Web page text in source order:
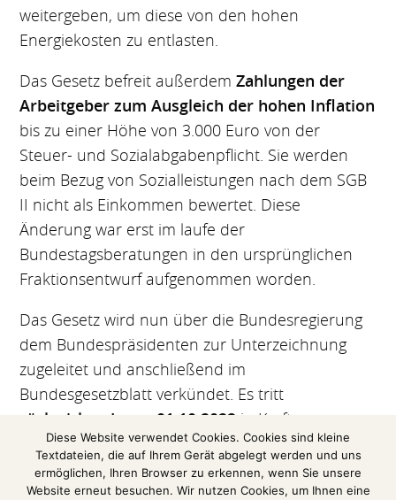
weitergeben, um diese von den hohen
Energiekosten zu entlasten.
Das Gesetz befreit außerdemZahlungen der
Arbeitgeber zum Ausgleich der hohen Inflation
bis zu einer Höhe von 3.000 Euro von der
Steuer- und Sozialabgabenpflicht. Sie werden
beim Bezug von Sozialleistungen nach dem SGB
II nicht als Einkommen bewertet. Diese
Änderung war erst im laufe der
Bundestagsberatungen in den ursprünglichen
Fraktionsentwurf aufgenommen worden.
Das Gesetz wird nun über die Bundesregierung
dem Bundespräsidenten zur Unterzeichnung
zugeleitet und anschließend im
Bundesgesetzblatt verkündet. Es tritt
rückwirkend zum 01.10.2022 in Kraft.
(Auszug aus einer Veröffentlichung
BundsratKOMPAKT)
Diese Website verwendet Cookies. Cookies sind kleine
Textdateien, die auf Ihrem Gerät abgelegt werden und uns
ermöglichen, Ihren Browser zu erkennen, wenn Sie unsere
Website erneut besuchen. Wir nutzen Cookies, um Ihnen eine